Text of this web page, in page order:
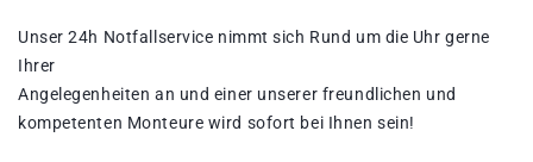
Unser 24h Notfallservice nimmt sich Rund um die Uhr gerne
Ihrer
Angelegenheiten an und einer unserer freundlichen und
kompetenten Monteure wird sofort bei Ihnen sein!